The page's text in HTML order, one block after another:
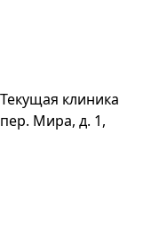
Текущая клиника
пер. Мира, д. 1,